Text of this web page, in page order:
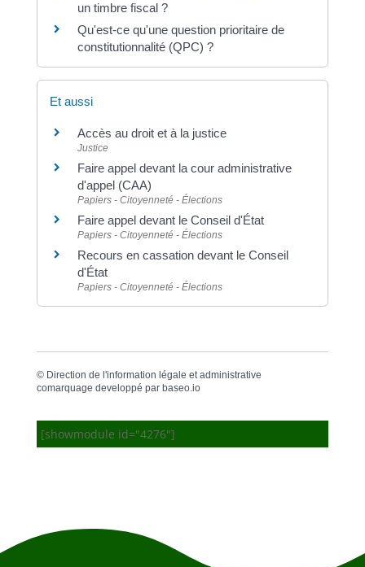
un timbre fiscal ?
Qu'est-ce qu'une question prioritaire de
constitutionnalité (QPC) ?
Et aussi
Accès au droit et à la justice
Justice
Faire appel devant la cour administrative
d'appel (CAA)
Papiers - Citoyenneté - Élections
Faire appel devant le Conseil d'État
Papiers - Citoyenneté - Élections
Recours en cassation devant le Conseil
d'État
Papiers - Citoyenneté - Élections
© Direction de l'information légale et administrative
comarquage developpé par baseo.io
[showmodule id="4276"]